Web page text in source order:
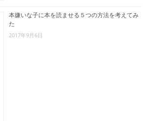
本嫌いな子に本を読ませる５つの方法を考えてみ
た
2017年9月6日